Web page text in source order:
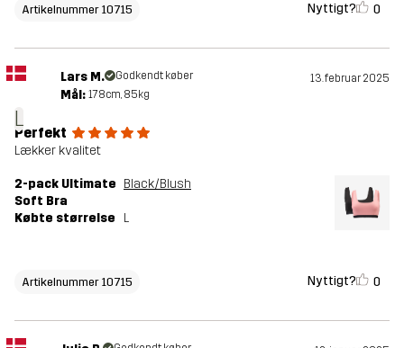
Artikelnummer 10715 Nyttigt? 0
L
Lars M. Godkendt køber 13. februar 2025
Mål: 178cm, 85kg
Perfekt
Lækker kvalitet
2-pack Ultimate
Soft Bra
Black/Blush
Købte størrelse L
Artikelnummer 10715 Nyttigt? 0